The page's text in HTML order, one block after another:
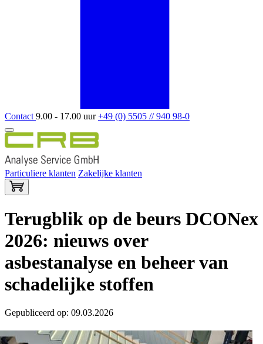
Contact 9.00 - 17.00 uur+49 (0) 5505 // 940 98-0
Particuliere klanten Zakelijke klanten
Terugblik op de beurs DCONex
2026: nieuws over
asbestanalyse en beheer van
schadelijke stoffen
Gepubliceerd op: 09.03.2026